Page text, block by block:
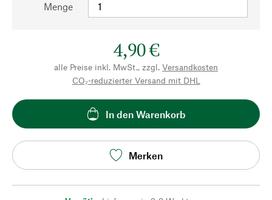
Menge
4,90 €
alle Preise inkl. MwSt., zzgl. Versandkosten
CO₂-reduzierter Versand mit DHL
In den Warenkorb
Merken